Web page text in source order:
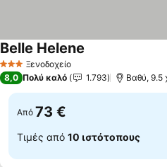
3 ΑστέριαΞενοδοχείο
Belle Helene
8,0 Πολύ καλό 1.793 Βαθύ, 9.5
Από 73 €
Τιμές από 10 ιστότοπους